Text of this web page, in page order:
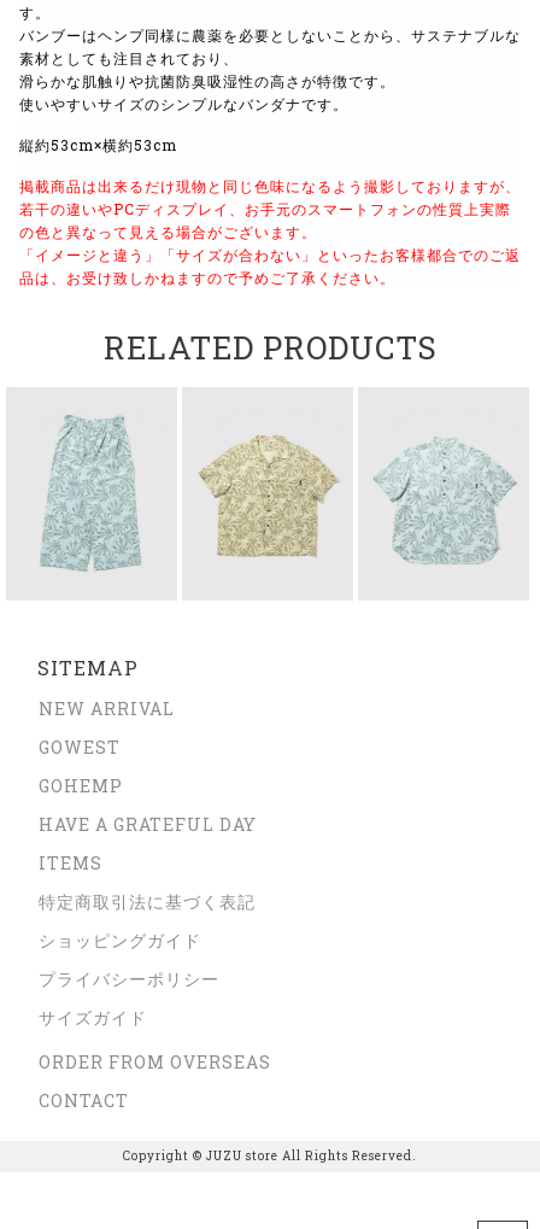
す。
バンブーはヘンプ同様に農薬を必要としないことから、サステナブルな
素材としても注目されており、
滑らかな肌触りや抗菌防臭吸湿性の高さが特徴です。
使いやすいサイズのシンプルなバンダナです。
縦約53cm×横約53cm
掲載商品は出来るだけ現物と同じ色味になるよう撮影しておりますが、
若干の違いやPCディスプレイ、お手元のスマートフォンの性質上実際
の色と異なって見える場合がございます。
「イメージと違う」「サイズが合わない」といったお客様都合でのご返
品は、お受け致しかねますので予めご了承ください。
RELATED PRODUCTS
SITEMAP
NEW ARRIVAL
GOWEST
GOHEMP
HAVE A GRATEFUL DAY
ITEMS
特定商取引法に基づく表記
ショッピングガイド
プライバシーポリシー
サイズガイド
ORDER FROM OVERSEAS
CONTACT
Copyright © JUZU store All Rights Reserved.